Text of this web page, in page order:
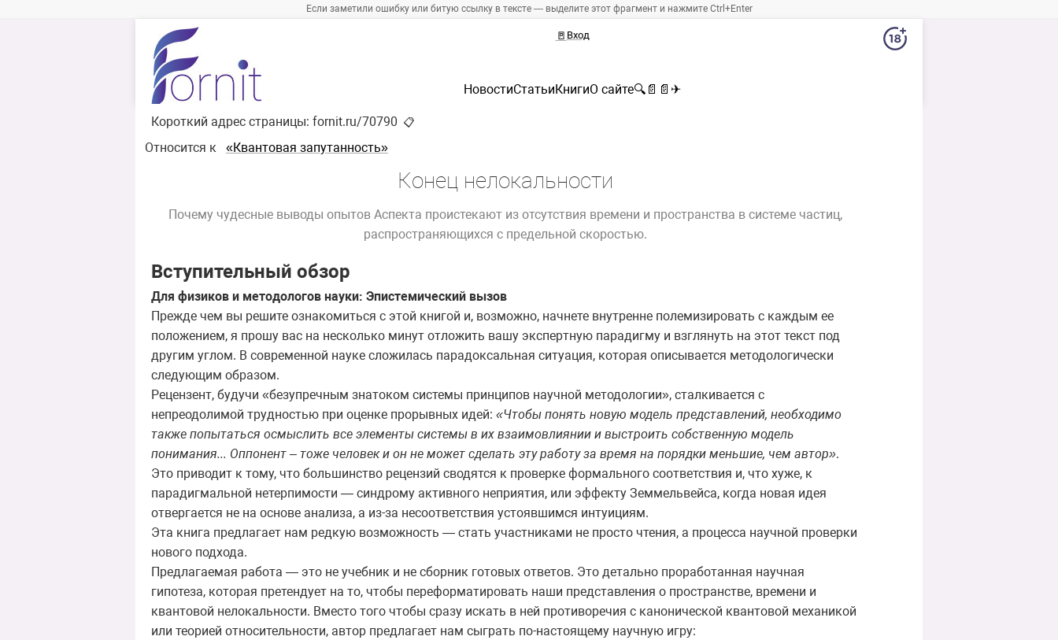
Если заметили ошибку или битую ссылку в тексте — выделите этот фрагмент и нажмите Ctrl+Enter
🚪 Вход
НовостиСтатьиКнигиО сайте🔍 📄 📄 ✈
Короткий адрес страницы: fornit.ru/70790 📋
Относится к «Квантовая запутанность»
Конец нелокальности
Почему чудесные выводы опытов Аспекта проистекают из отсутствия времени и пространства в системе частиц,
распространяющихся с предельной скоростью.
Вступительный обзор
Для физиков и методологов науки: Эпистемический вызов
Прежде чем вы решите ознакомиться с этой книгой и, возможно, начнете внутренне полемизировать с каждым ее
положением, я прошу вас на несколько минут отложить вашу экспертную парадигму и взглянуть на этот текст под
другим углом. В современной науке сложилась парадоксальная ситуация, которая описывается методологически
следующим образом.
Рецензент, будучи «безупречным знатоком системы принципов научной методологии», сталкивается с
непреодолимой трудностью при оценке прорывных идей: «Чтобы понять новую модель представлений, необходимо
также попытаться осмыслить все элементы системы в их взаимовлиянии и выстроить собственную модель
понимания... Оппонент – тоже человек и он не может сделать эту работу за время на порядки меньшие, чем автор».
Это приводит к тому, что большинство рецензий сводятся к проверке формального соответствия и, что хуже, к
парадигмальной нетерпимости — синдрому активного неприятия, или эффекту Земмельвейса, когда новая идея
отвергается не на основе анализа, а из-за несоответствия устоявшимся интуициям.
Эта книга предлагает нам редкую возможность — стать участниками не просто чтения, а процесса научной проверки
нового подхода.
Предлагаемая работа — это не учебник и не сборник готовых ответов. Это детально проработанная научная
гипотеза, которая претендует на то, чтобы переформатировать наши представления о пространстве, времени и
квантовой нелокальности. Вместо того чтобы сразу искать в ней противоречия с канонической квантовой механикой
или теорией относительности, автор предлагает нам сыграть по-настоящему научную игру: